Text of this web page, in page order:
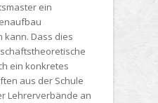
ein
kann. Dass dies
ein konkretes
aus der Schule
Lehrerverbände an